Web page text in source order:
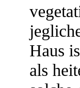
Haus
als